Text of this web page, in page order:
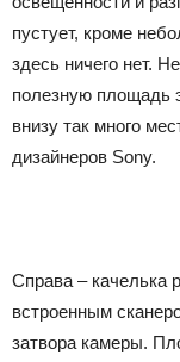
пустует, кроме
здесь ничего нет.
полезную площадь
внизу так много
дизайнеров Sony.
Справа – качелька
встроенным
затвора камеры.